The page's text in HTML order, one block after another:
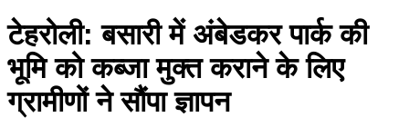
टेहरोली: बसारी में अंबेडकर पार्क की
भूमि को कब्जा मुक्त कराने के लिए
ग्रामीणों ने सौंपा ज्ञापन